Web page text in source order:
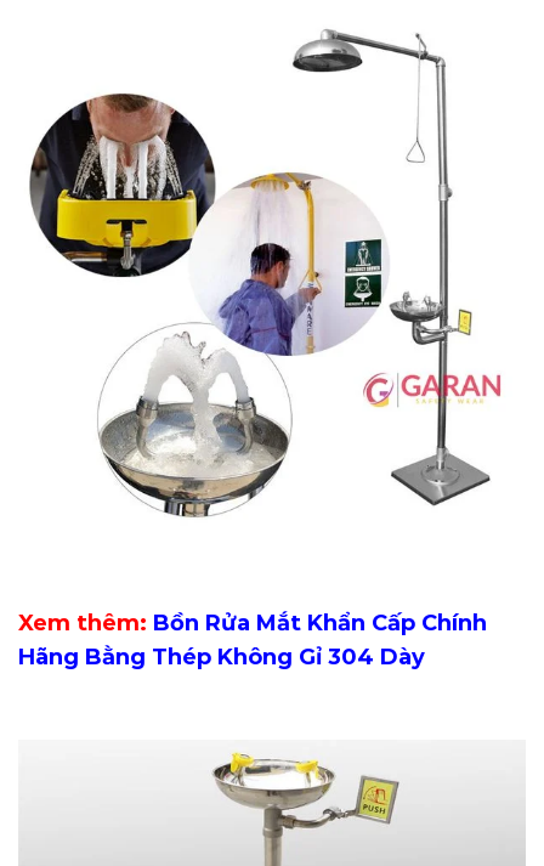
Xem thêm: Bồn Rửa Mắt Khẩn Cấp Chính
Hãng Bằng Thép Không Gỉ 304 Dày